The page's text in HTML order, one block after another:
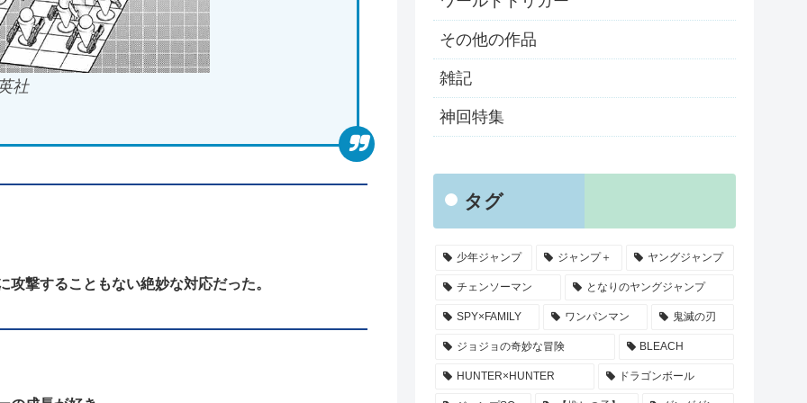
社
撃することもない絶妙な対応だった。
その他の作品
雑記
神回特集
タグ
少年ジャンプ ジャンプ＋ ヤングジャンプ
チェンソーマン となりのヤングジャンプ
SPY×FAMILY ワンパンマン 鬼滅の刃
ジョジョの奇妙な冒険 BLEACH
HUNTER×HUNTER ドラゴンボール